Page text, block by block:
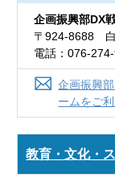
企画振興部DX
〒924-8688 白
電話：076-
企画振興
ームをご利
教育・文化・